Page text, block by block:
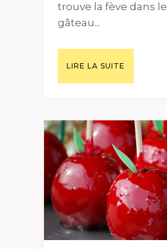
trouve la fève dans le
gâteau...
LIRE LA SUITE